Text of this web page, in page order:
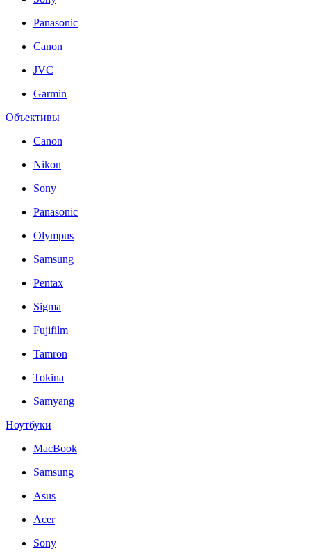
Panasonic
Canon
JVC
Garmin
Объективы
Canon
Nikon
Sony
Panasonic
Olympus
Samsung
Pentax
Sigma
Fujifilm
Tamron
Tokina
Samyang
Ноутбуки
MacBook
Samsung
Asus
Acer
Sony